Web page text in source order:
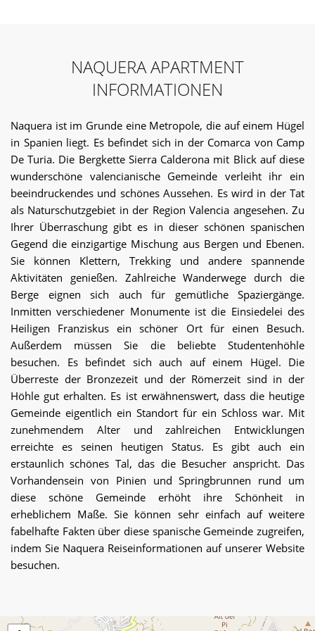
Verkauf in Naquera Perfekt und erstaunlich gestaltet, die
Wohnungen zum Verkauf in Naquera sind alle
gleichermaßen lohnenswert. Die stilvolle Erscheinung und
Einrichtungen und Annehmlichkeiten machen diese
Einheiten unverwechselbar. Ohne Einschränkungen
bezüglich Ihres Budgets oder Ihrer Wahlmöglichkeiten
können Sie sich eine Unterkunft aussuchen, die Ihren
individuellen Bedürfnissen entspricht. Sie können die Nähe
zu verschiedenen touristischen Orten von diesen
Mietunterkünften genießen. Die Anwesenheit von Kamin
und Bereitstellung von BBQs lassen Sie ein einzigartiges
Urlaubserlebnis erleben. Sie können wählen, in der Nähe der
Natur oder in den geschäftigen Stadtleben zu leben, indem
Sie sich für eine entsprechende Unterkunft entscheiden. Alle
Arten von Unterkünften, die für unterschiedliche
Budgetgrenzen geeignet sind, werden von IMMO ABROAD-
Berufen angeboten. Ambient Environment und kooperative
Mitarbeiter ermöglichen es Ihnen, einfach zu bleiben und
Ihre Zeit gut zu genießen.
NAQUERA APARTMENT
INFORMATIONEN
Naquera ist im Grunde eine Metropole, die auf einem Hügel
in Spanien liegt. Es befindet sich in der Comarca von Camp
De Turia. Die Bergkette Sierra Calderona mit Blick auf diese
wunderschöne valencianische Gemeinde verleiht ihr ein
beeindruckendes und schönes Aussehen. Es wird in der Tat
als Naturschutzgebiet in der Region Valencia angesehen. Zu
Ihrer Überraschung gibt es in dieser schönen spanischen
Gegend die einzigartige Mischung aus Bergen und Ebenen.
Sie können Klettern, Trekking und andere spannende
Aktivitäten genießen. Zahlreiche Wanderwege durch die
Berge eignen sich auch für gemütliche Spaziergänge.
Inmitten verschiedener Monumente ist die Einsiedelei des
Heiligen Franziskus ein schöner Ort für einen Besuch.
Außerdem müssen Sie die beliebte Studentenhöhle
besuchen. Es befindet sich auch auf einem Hügel. Die
Überreste der Bronzezeit und der Römerzeit sind in der
Höhle gut erhalten. Es ist erwähnenswert, dass die heutige
Gemeinde eigentlich ein Standort für ein Schloss war. Mit
zunehmendem Alter und zahlreichen Entwicklungen
erreichte es seinen heutigen Status. Es gibt auch ein
erstaunlich schönes Tal, das die Besucher anspricht. Das
Vorhandensein von Pinien und Springbrunnen rund um
diese schöne Gemeinde erhöht ihre Schönheit in
erheblichem Maße. Sie können sehr einfach auf weitere
fabelhafte Fakten über diese spanische Gemeinde zugreifen,
indem Sie Naquera Reiseinformationen auf unserer Website
besuchen.